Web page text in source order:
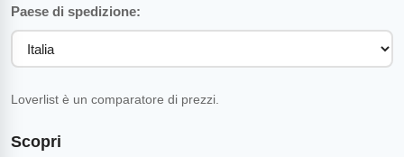
Scopri
Paese di spedizione:
Loverlist è un comparatore di prezzi.